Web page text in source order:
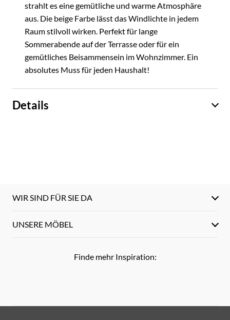
strahlt es eine gemütliche und warme Atmosphäre
aus. Die beige Farbe lässt das Windlichte in jedem
Raum stilvoll wirken. Perfekt für lange
Sommerabende auf der Terrasse oder für ein
gemütliches Beisammensein im Wohnzimmer. Ein
absolutes Muss für jeden Haushalt!
Details
WIR SIND FÜR SIE DA
UNSERE MÖBEL
Finde mehr Inspiration: